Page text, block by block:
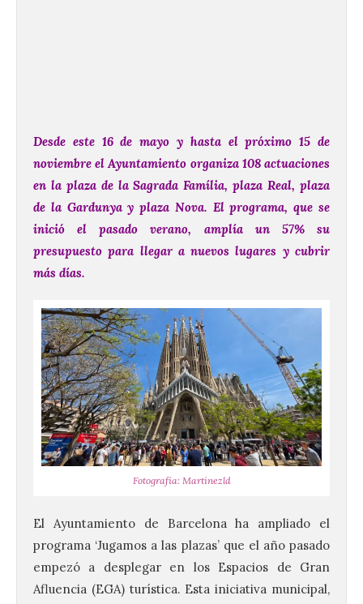
Desde este 16 de mayo y hasta el próximo 15 de
noviembre el Ayuntamiento organiza 108 actuaciones
en la plaza de la Sagrada Família, plaza Real, plaza
de la Gardunya y plaza Nova. El programa, que se
inició el pasado verano, amplía un 57% su
presupuesto para llegar a nuevos lugares y cubrir
más días.
Fotografía: Martínezld
El Ayuntamiento de Barcelona ha ampliado el
programa ‘Jugamos a las plazas’ que el año pasado
empezó a desplegar en los Espacios de Gran
Afluencia (EGA) turística. Esta iniciativa municipal,